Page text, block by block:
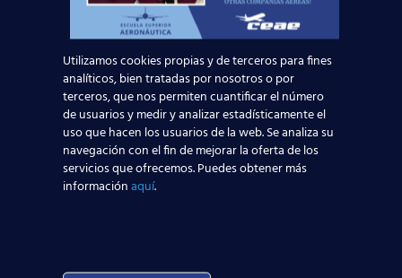
Utilizamos cookies propias y de terceros para fines
analíticos, bien tratadas por nosotros o por
terceros, que nos permiten cuantificar el número
de usuarios y medir y analizar estadísticamente el
uso que hacen los usuarios de la web. Se analiza su
navegación con el fin de mejorar la oferta de los
servicios que ofrecemos. Puedes obtener más
informaciónaquí.